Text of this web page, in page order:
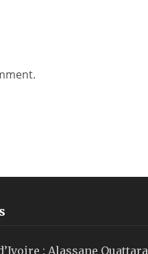
: Alassane Ouattara